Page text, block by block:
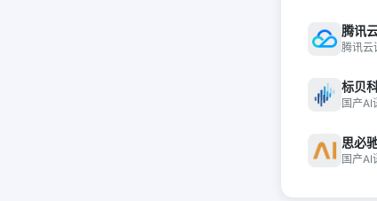
腾讯
腾讯云
标贝
国产AI
思必
国产AI